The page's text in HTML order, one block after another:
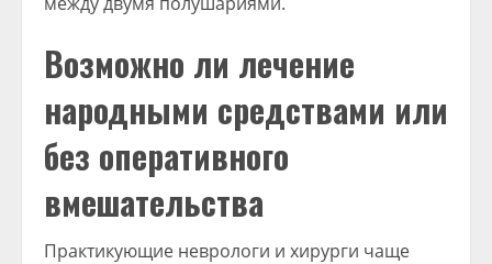
Возможно ли лечение
народными средствами или
без оперативного
вмешательства
Практикующие неврологи и хирурги чаще